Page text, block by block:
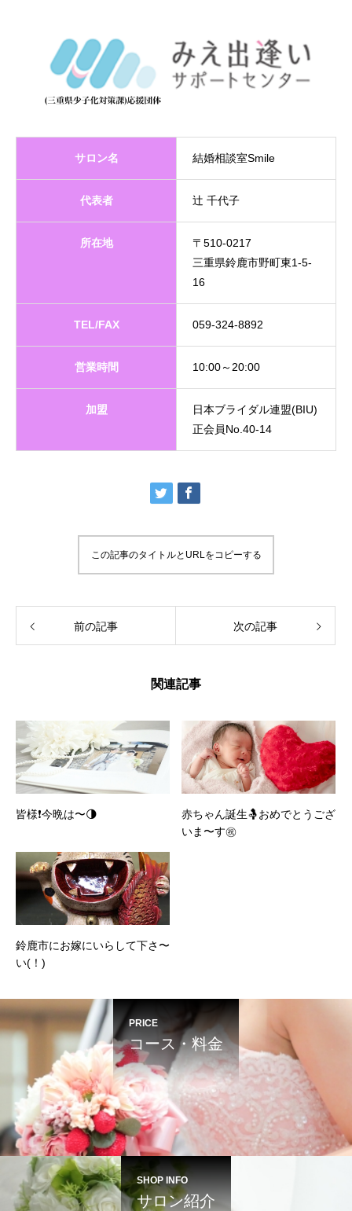
サロン名 結婚相談室Smile
代表者 辻 千代子
所在地
〒510-0217
三重県鈴鹿市野町東1-5-
16
TEL/FAX 059-324-8892
営業時間 10:00～20:00
加盟
日本ブライダル連盟(BIU)
正会員No.40-14
この記事のタイトルとURLをコピーする
前の記事 次の記事
関連記事
皆様❗️今晩は〜🌗
赤ちゃん誕生🤱おめでとうござ
いま〜す㊗️
鈴鹿市にお嫁にいらして下さ〜
い(！)
PRICE
コース・料金
SHOP INFO
サロン紹介